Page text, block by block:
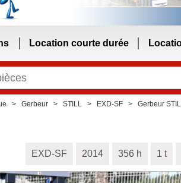
Location courte durée
Gerbeur STILL EXD-SF Gerbeur
EXD-SF 2014 356 h 1 t